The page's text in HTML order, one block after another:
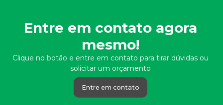
Entre em contato agora
mesmo!
Clique no botão e entre em contato para tirar dúvidas ou
solicitar um orçamento
Entre em contato